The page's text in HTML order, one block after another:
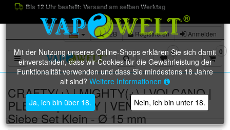
Bis 12 Uhr bestellt: Versand am selben Werktag
B2B Registrieren Anmelden
Toggle navigation
0 0
Mit der Nutzung unseres Online-Shops erklären Sie sich damit
einverstanden, dass wir Cookies für die Gewährleistung der
Funktionalität verwenden und dass Sie mindestens 18 Jahre
alt sind? Weitere Informationen
Ja, ich bin über 18. Nein, ich bin unter 18.
CRAFTY(+) | MIGHTY(+) | VOLCANO |
PLENTY | VEAZY | VENTY Normal-
Siebe Set Klein - Ø 15 mm